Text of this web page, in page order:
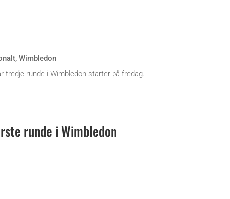
, Wimbledon
tredje runde i Wimbledon starter på fredag.
runde i Wimbledon